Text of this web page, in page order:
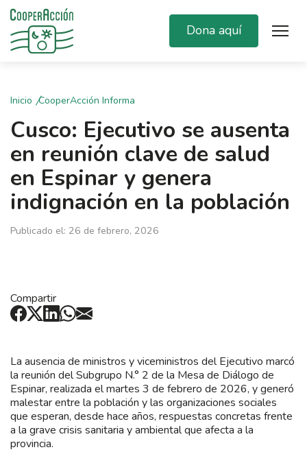
Dona aquí
Inicio CooperAcción Informa
Cusco: Ejecutivo se ausenta
en reunión clave de salud
en Espinar y genera
indignación en la población
Publicado el: 26 de febrero, 2026
Compartir
La ausencia de ministros y viceministros del Ejecutivo marcó
la reunión del Subgrupo N.° 2 de la Mesa de Diálogo de
Espinar, realizada el martes 3 de febrero de 2026, y generó
malestar entre la población y las organizaciones sociales
que esperan, desde hace años, respuestas concretas frente
a la grave crisis sanitaria y ambiental que afecta a la
provincia.